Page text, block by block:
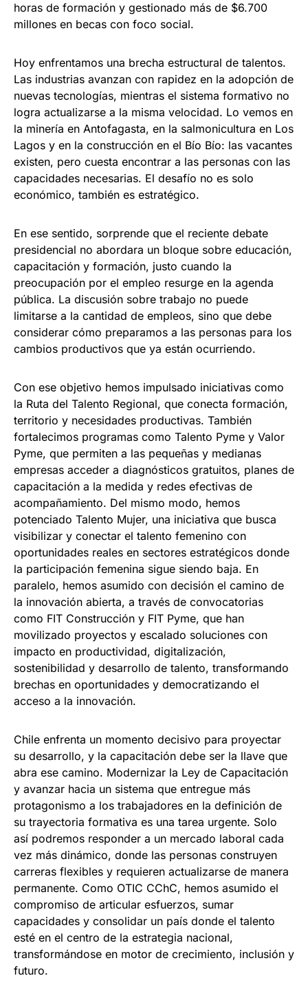
horas de formación y gestionado más de $6.700
millones en becas con foco social.
Hoy enfrentamos una brecha estructural de talentos.
Las industrias avanzan con rapidez en la adopción de
nuevas tecnologías, mientras el sistema formativo no
logra actualizarse a la misma velocidad. Lo vemos en
la minería en Antofagasta, en la salmonicultura en Los
Lagos y en la construcción en el Bío Bío: las vacantes
existen, pero cuesta encontrar a las personas con las
capacidades necesarias. El desafío no es solo
económico, también es estratégico.
En ese sentido, sorprende que el reciente debate
presidencial no abordara un bloque sobre educación,
capacitación y formación, justo cuando la
preocupación por el empleo resurge en la agenda
pública. La discusión sobre trabajo no puede
limitarse a la cantidad de empleos, sino que debe
considerar cómo preparamos a las personas para los
cambios productivos que ya están ocurriendo.
Con ese objetivo hemos impulsado iniciativas como
la Ruta del Talento Regional, que conecta formación,
territorio y necesidades productivas. También
fortalecimos programas como Talento Pyme y Valor
Pyme, que permiten a las pequeñas y medianas
empresas acceder a diagnósticos gratuitos, planes de
capacitación a la medida y redes efectivas de
acompañamiento. Del mismo modo, hemos
potenciado Talento Mujer, una iniciativa que busca
visibilizar y conectar el talento femenino con
oportunidades reales en sectores estratégicos donde
la participación femenina sigue siendo baja. En
paralelo, hemos asumido con decisión el camino de
la innovación abierta, a través de convocatorias
como FIT Construcción y FIT Pyme, que han
movilizado proyectos y escalado soluciones con
impacto en productividad, digitalización,
sostenibilidad y desarrollo de talento, transformando
brechas en oportunidades y democratizando el
acceso a la innovación.
Chile enfrenta un momento decisivo para proyectar
su desarrollo, y la capacitación debe ser la llave que
abra ese camino. Modernizar la Ley de Capacitación
y avanzar hacia un sistema que entregue más
protagonismo a los trabajadores en la definición de
su trayectoria formativa es una tarea urgente. Solo
así podremos responder a un mercado laboral cada
vez más dinámico, donde las personas construyen
carreras flexibles y requieren actualizarse de manera
permanente. Como OTIC CChC, hemos asumido el
compromiso de articular esfuerzos, sumar
capacidades y consolidar un país donde el talento
esté en el centro de la estrategia nacional,
transformándose en motor de crecimiento, inclusión y
futuro.